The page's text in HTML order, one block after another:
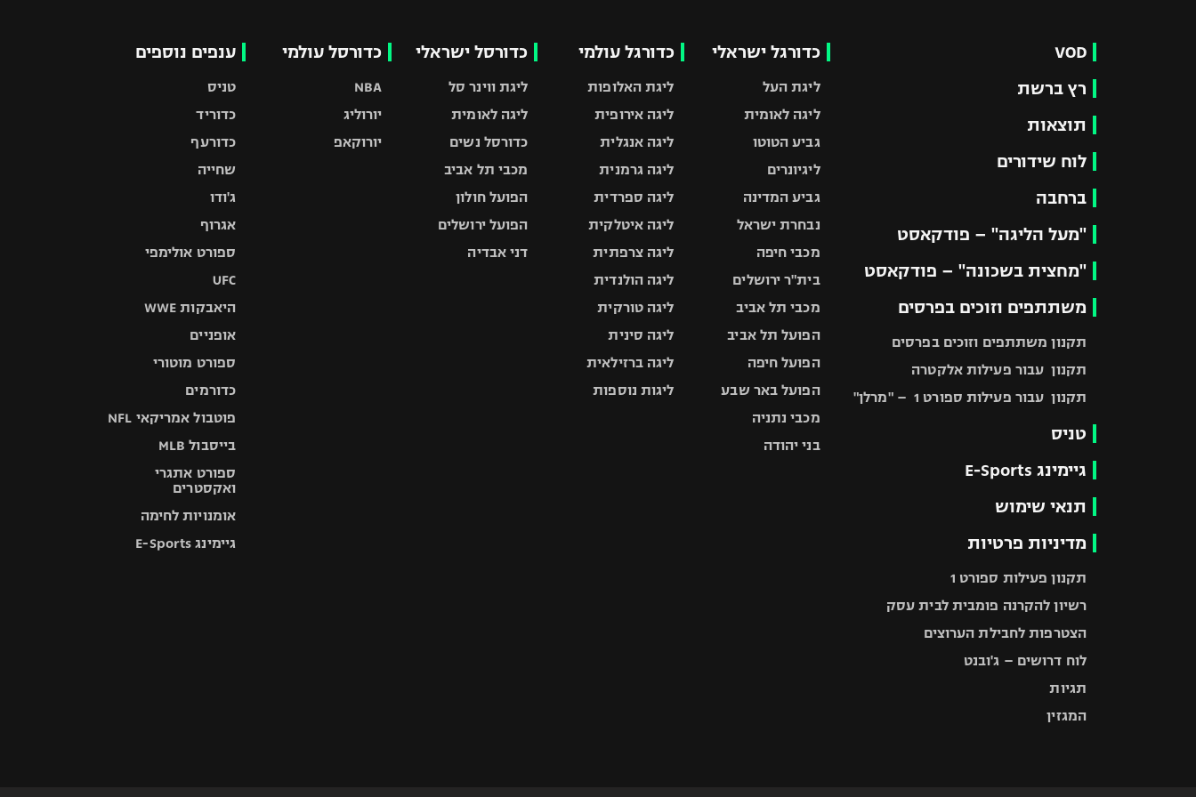
VOD
רץ ברשת
תוצאות
לוח שידורים
ברחבה
"מעל הליגה" – פודקאסט
"מחצית בשכונה" – פודקאסט
משתתפים וזוכים בפרסים
תקנון משתתפים וזוכים בפרסים
תקנון עבור פעילות אלקטרה
תקנון עבור פעילות ספורט 1 – "מרלן"
טניס
גיימינג E-Sports
תנאי שימוש
מדיניות פרטיות
תקנון פעילות ספורט 1
רשיון להקרנה פומבית לבית עסק
הצטרפות לחבילת הערוצים
לוח דרושים – ג'ובנט
תגיות
המגזין
כדורגל ישראלי
ליגת העל
ליגה לאומית
גביע הטוטו
ליגיונרים
גביע המדינה
נבחרת ישראל
מכבי חיפה
בית"ר ירושלים
מכבי תל אביב
הפועל תל אביב
הפועל חיפה
הפועל באר שבע
מכבי נתניה
בני יהודה
כדורגל עולמי
ליגת האלופות
ליגה אירופית
ליגה אנגלית
ליגה גרמנית
ליגה ספרדית
ליגה איטלקית
ליגה צרפתית
ליגה הולנדית
ליגה טורקית
ליגה סינית
ליגה ברזילאית
ליגות נוספות
כדורסל ישראלי
ליגת ווינר סל
ליגה לאומית
כדורסל נשים
מכבי תל אביב
הפועל חולון
הפועל ירושלים
דני אבדיה
כדורסל עולמי
NBA
יורוליג
יורוקאפ
ענפים נוספים
טניס
כדוריד
כדורעף
שחייה
ג'ודו
אגרוף
ספורט אולימפי
UFC
היאבקות WWE
אופניים
ספורט מוטורי
כדורמים
פוטבול אמריקאי NFL
בייסבול MLB
ספורט אתגרי
ואקסטרים
אומנויות לחימה
גיימינג E-Sports